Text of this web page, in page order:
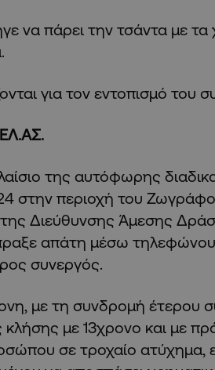
να πάρει την τσάντα με
για τον εντοπισμό του
της αυτόφωρης
στην περιοχή του
Διεύθυνσης Άμεσης
απάτη μέσω
συνεργός.
με τη συνδρομή έτερου
με 13χρονο και με
σε τροχαίο ατύχημα,